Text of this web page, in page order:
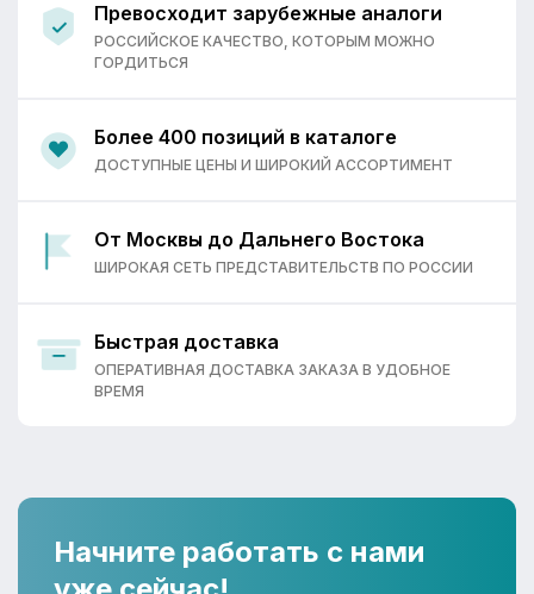
Превосходит зарубежные аналоги
РОССИЙСКОЕ КАЧЕСТВО, КОТОРЫМ МОЖНО
ГОРДИТЬСЯ
Более 400 позиций в каталоге
ДОСТУПНЫЕ ЦЕНЫ И ШИРОКИЙ АССОРТИМЕНТ
От Москвы до Дальнего Востока
ШИРОКАЯ СЕТЬ ПРЕДСТАВИТЕЛЬСТВ ПО РОССИИ
Быстрая доставка
ОПЕРАТИВНАЯ ДОСТАВКА ЗАКАЗА В УДОБНОЕ
ВРЕМЯ
Начните работать с нами